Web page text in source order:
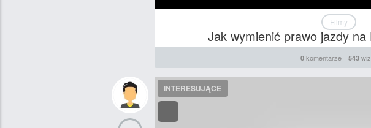
Filmy
Jak wymienić prawo jazdy na
0 komentarze 543
INTERESUJĄCE